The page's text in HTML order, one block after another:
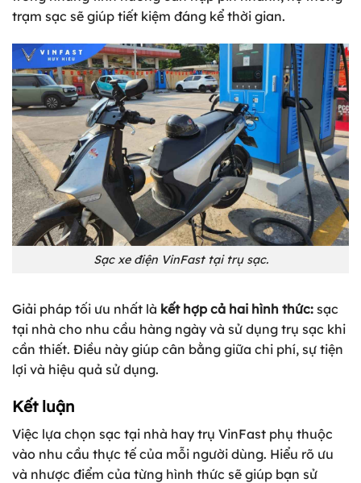
trạm sạc sẽ giúp tiết kiệm đáng kể thời gian.
Sạc xe điện VinFast tại trụ sạc.
Giải pháp tối ưu nhất là kết hợp cả hai hình thức: sạc
tại nhà cho nhu cầu hàng ngày và sử dụng trụ sạc khi
cần thiết. Điều này giúp cân bằng giữa chi phí, sự tiện
lợi và hiệu quả sử dụng.
Kết luận
Việc lựa chọn sạc tại nhà hay trụ VinFast phụ thuộc
vào nhu cầu thực tế của mỗi người dùng. Hiểu rõ ưu
và nhược điểm của từng hình thức sẽ giúp bạn sử